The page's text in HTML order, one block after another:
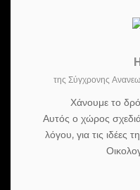
της Σύγχρονης
Χάνουμε το
Αυτός ο χώρος
λόγου, για τις ιδέες